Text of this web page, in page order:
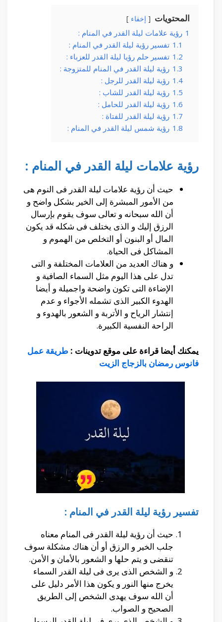
المحتويات إخفاء
1 رؤية علامات ليلة القدر في المنام :
1.1 تفسير رؤية ليلة القدر في المنام :
1.2 تفسير حلم رؤيا ليلة القدر للعزباء :
1.3 رؤية ليلة القدر في المنام للمتزوجة :
1.4 رؤية ليلة القدر للرجل :
1.5 رؤية ليلة القدر للشاب :
1.6 رؤية ليلة القدر للحامل :
1.7 رؤية ليلة القدر للفتاة :
1.8 رؤية شمس ليلة القدر في المنام :
رؤية علامات ليلة القدر في المنام :
حيث أن رؤية علامات ليلة القدر فى النوم هى
من الأمور المبشرة إلى الخير بشكل واضح و
أن الله سبحانه و تعالى سوف يقوم بإرسال
الرزق إليك و الذى يختلف فى شكله قد يكون
المال أو البنون أو التخلص من الهموم و
المشاكل فى الحياة.
و هناك العديد من العلامات المختلفة و التى
تدل على هذا اليوم مثل السماء الصافية و
الإضاءة التى تكون واضحة واجميلة و أيضا
الهدوء الكبير الذى تشمله الأجواء و عدم
إنتشار الرياح و الأتربة و الشعور بالهدوء و
الراحة النفسية الكبيرة.
يمكنك أيضا قراءة على موقع تدوينات : طريقة عمل
فانوس رمضان بالزجاج الزيت
تفسير رؤية ليلة القدر في المنام :
حيث أن رؤية ليلة القدر فى المنام معناه
جلب الخير و الرزق أو أن هناك مشكلة سوف
تنقضى و يتم حلها و الشعور بالأمان و الأمن.
و الشخص الذى يرى فى ليلة القدر السماء
يخرج منها النور و يكون هذا الأمر دليل على
أن الله سوف يهدى الشخص إلى الطريق
الصحيح و الصواب.